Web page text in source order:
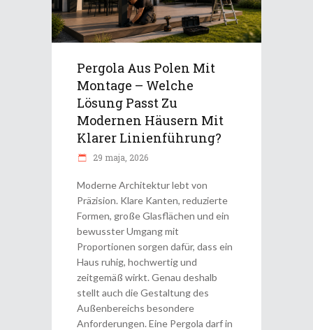
Pergola Aus Polen Mit
Montage – Welche
Lösung Passt Zu
Modernen Häusern Mit
Klarer Linienführung?
29 maja, 2026
Moderne Architektur lebt von
Präzision. Klare Kanten, reduzierte
Formen, große Glasflächen und ein
bewusster Umgang mit
Proportionen sorgen dafür, dass ein
Haus ruhig, hochwertig und
zeitgemäß wirkt. Genau deshalb
stellt auch die Gestaltung des
Außenbereichs besondere
Anforderungen. Eine Pergola darf in